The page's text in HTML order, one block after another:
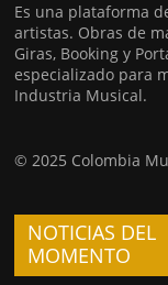
Es una plataforma
artistas. Obras de
Giras, Booking y
especializado para
Industria Musical.
© 2025 Colombia
NOTICIAS DEL
MOMENTO